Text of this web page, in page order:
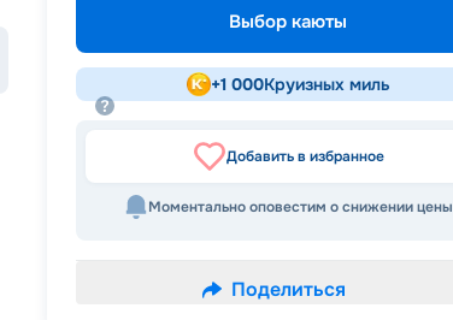
Выбор каюты
+1 000Круизных миль
Добавить в избранное
Моментально оповестим о снижении цены
Поделиться